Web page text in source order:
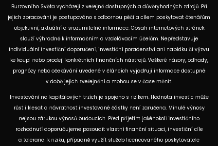
Burzovního Světa vycházejí z veřejně dostupných a důvěryhodných zdrojů. Při
jejich zpracování je postupováno s odbornou péčí a cílem poskytovat čtenářům
objektivní, aktuální a srozumitelné informace. Obsah internetových stránek
slouží výhradně k informačním a vzdělávacím účelům. Nepředstavuje
individuální investiční doporučení, investiční poradenství ani nabídku či výzvu
ke koupi nebo prodeji konkrétních finančních nástrojů. Veškeré názory, odhady,
prognózy nebo očekávání uvedené v článcích vyjadřují informace dostupné
v době jejich zveřejnění a mohou se v čase měnit.
Investování na kapitálových trzích je spojeno s rizikem. Hodnota investic může
růst i klesat a návratnost investované částky není zaručena. Minulé výnosy
nejsou zárukou výnosů budoucích. Před přijetím jakéhokoli investičního
rozhodnutí doporučujeme posoudit vlastní finanční situaci, investiční cíle
a toleranci k riziku, případně využít služeb licencovaného poskytovatele